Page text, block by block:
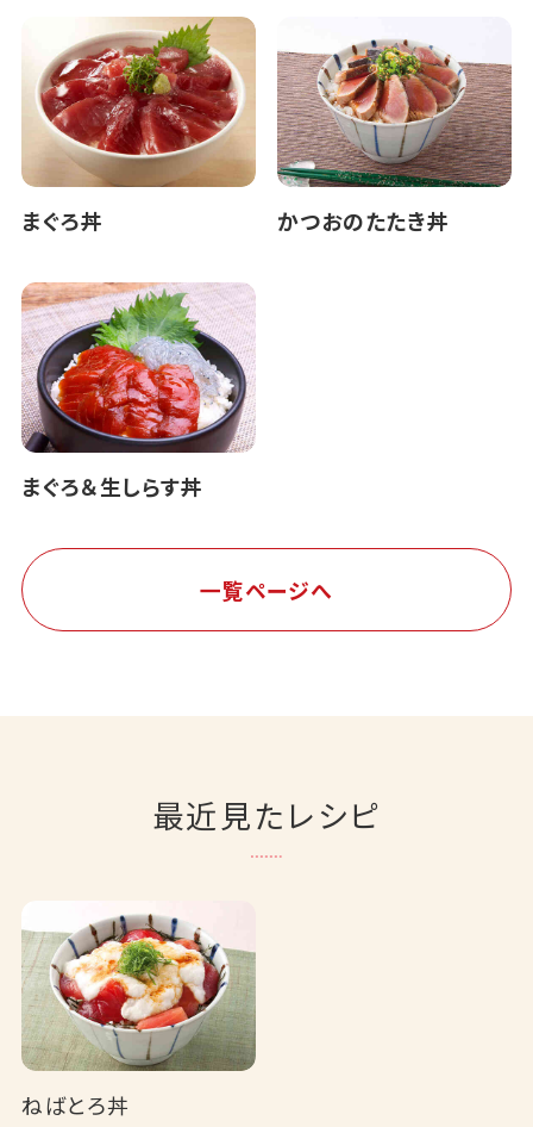
まぐろ丼 かつおのたたき丼
まぐろ＆生しらす丼
一覧ページへ
最近見たレシピ
ねばとろ丼